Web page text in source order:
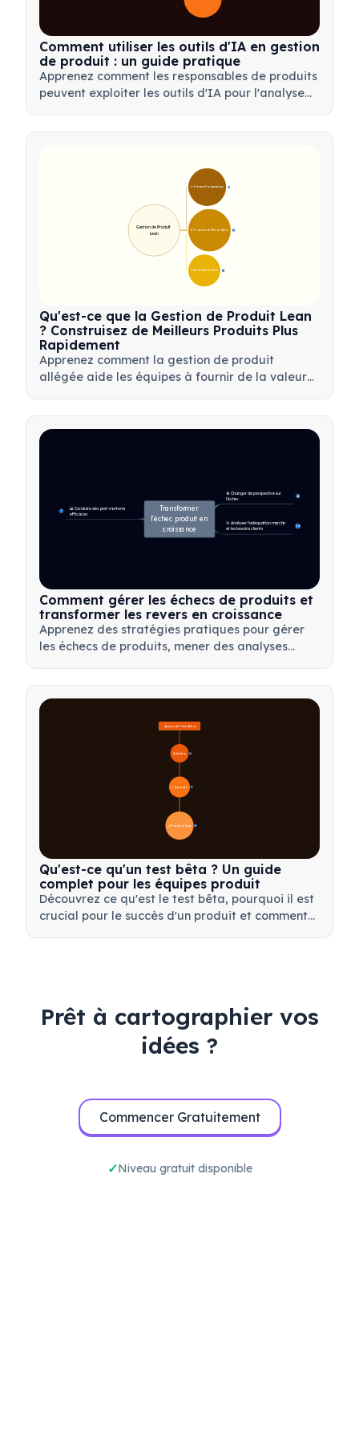
Comment utiliser les outils d'IA en gestion
de produit : un guide pratique
Apprenez comment les responsables de produits
peuvent exploiter les outils d'IA pour l'analyse
🎯 Principes Fondamentaux 9
🛠️ Processus de Mise en Œuvre
💡 Avantages et Outils 17
Gestion de Produit
Lean
Qu'est-ce que la Gestion de Produit Lean
? Construisez de Meilleurs Produits Plus
Rapidement
Apprenez comment la gestion de produit
allégée aide les équipes à fournir de la valeur
sur l'essentiel.
🔄 Changer de perspective sur
l'échec
4
📊 Conduire des post-mortems
efficaces
7
🎯 Analyser l'adéquation marché
et les besoins clients
14
Transformer
l'échec produit en
croissance
Comment gérer les échecs de produits et
transformer les revers en croissance
Apprenez des stratégies pratiques pour gérer
les échecs de produits, mener des analyses
pour votre équipe.
🔍 Définition 4
🎯 Importance 7
📋 Processus et Types
Aperçu des Tests Bêta
Qu'est-ce qu'un test bêta ? Un guide
complet pour les équipes produit
Découvrez ce qu'est le test bêta, pourquoi il est
crucial pour le succès d'un produit et comment
Prêt à cartographier vos
idées ?
Commencer Gratuitement
Niveau gratuit disponible